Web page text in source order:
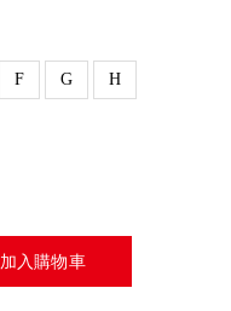
F G H
加入購物車